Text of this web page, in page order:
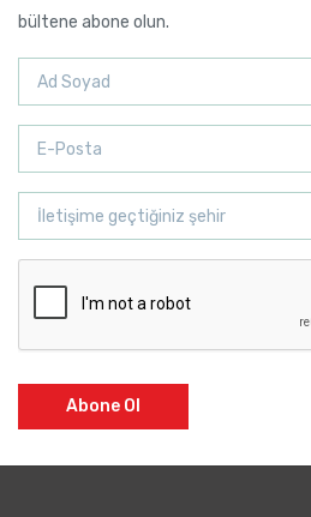
bültene abone olun.
Abone Ol